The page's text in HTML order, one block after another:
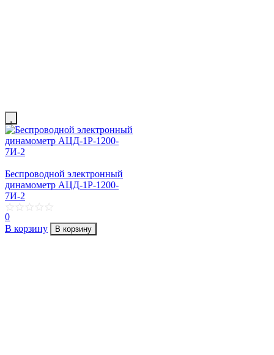
Беспроводной электронный
динамометр АЦД-1Р-1200-
7И-2
0
В корзину
В корзину